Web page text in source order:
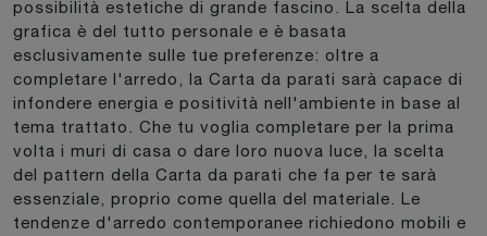
possibilità estetiche di grande fascino. La scelta della
grafica è del tutto personale e è basata
esclusivamente sulle tue preferenze: oltre a
completare l'arredo, la Carta da parati sarà capace di
infondere energia e positività nell'ambiente in base al
tema trattato. Che tu voglia completare per la prima
volta i muri di casa o dare loro nuova luce, la scelta
del pattern della Carta da parati che fa per te sarà
essenziale, proprio come quella del materiale. Le
tendenze d'arredo contemporanee richiedono mobili e